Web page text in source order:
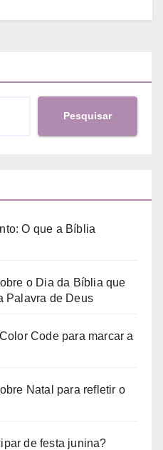
Pesquisar
O que a Bíblia
o Dia da Bíblia que
Palavra de Deus
Code para marcar a
Natal para refletir o
de festa junina?